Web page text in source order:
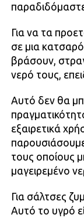
Για να τα
σε μια
βράσουν,
νερό τους,
Αυτό δεν θα
εξαιρετικά
τους οποίους
μαγειρεμένο
Για σάλτσες
Αυτό το υγρό